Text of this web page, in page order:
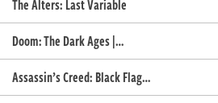
The Alters: Last Variable
Doom: The Dark Ages |…
Assassin’s Creed: Black Flag…